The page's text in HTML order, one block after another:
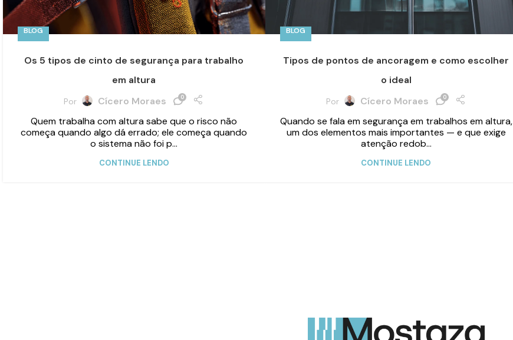
BLOG
Os 5 tipos de cinto de segurança para trabalho
em altura
Por Cícero Moraes 0
Quem trabalha com altura sabe que o risco não
começa quando algo dá errado; ele começa quando
o sistema não foi p...
CONTINUE LENDO
BLOG
Tipos de pontos de ancoragem e como escolher
o ideal
Por Cícero Moraes 0
Quando se fala em segurança em trabalhos em altura,
um dos elementos mais importantes — e que exige
atenção redob...
CONTINUE LENDO